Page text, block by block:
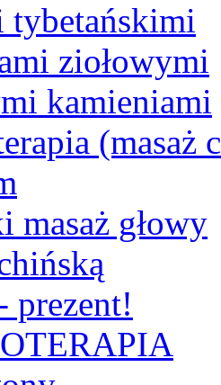
tybetańskimi
ziołowymi
kamieniami
(masaż
masaż głowy
prezent!